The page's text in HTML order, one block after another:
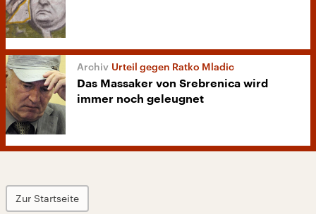
Urteil gegen Ratko Mladic
Das Massaker von Srebrenica wird
immer noch geleugnet
Zur Startseite